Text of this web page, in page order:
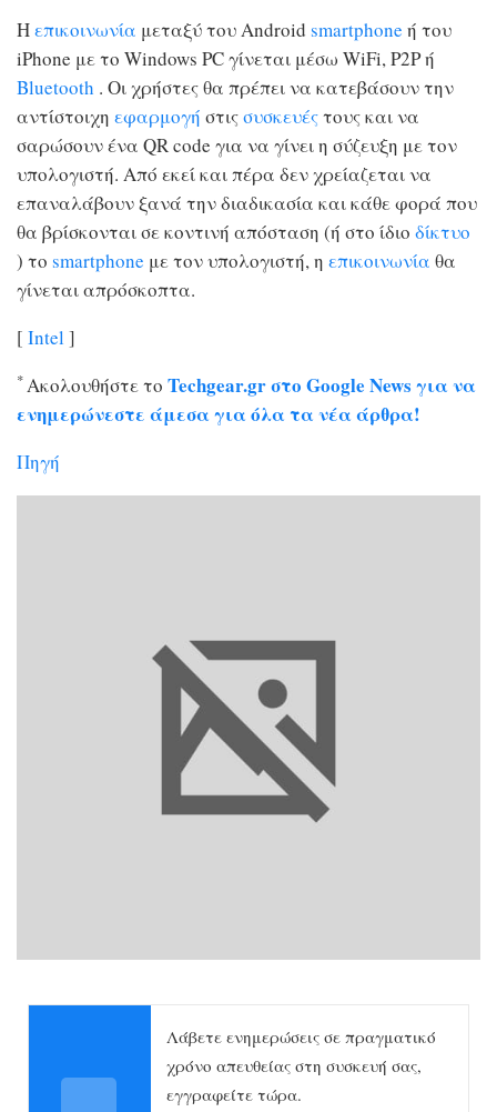
Ηεπικοινωνία μεταξύ του Android smartphone ή του
iPhone με το Windows PC γίνεται μέσω WiFi, P2P ή
Bluetooth . Οι χρήστες θα πρέπει να κατεβάσουν την
αντίστοιχη εφαρμογή στιςσυσκευέςτους και να
σαρώσουν ένα QR code για να γίνει η σύζευξη με τον
υπολογιστή. Από εκεί και πέρα δεν χρείαζεται να
επαναλάβουν ξανά την διαδικασία και κάθε φορά που
θα βρίσκονται σε κοντινή απόσταση (ή στο ίδιο δίκτυο
) το smartphone με τον υπολογιστή, η επικοινωνία θα
γίνεται απρόσκοπτα.
[ Intel ]
*Ακολουθήστε το Techgear.gr στο Google News για να
ενημερώνεστε άμεσα για όλα τα νέα άρθρα!
Πηγή
Λάβετε ενημερώσεις σε πραγματικό
χρόνο απευθείας στη συσκευή σας,
εγγραφείτε τώρα.